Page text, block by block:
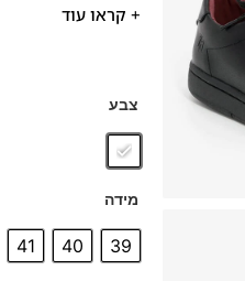
לעמידה ממושכת.
+ קראו עוד
צבע
מידה
39
40
41